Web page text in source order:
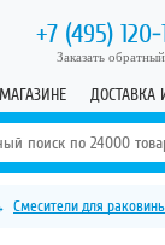
+7 (495)
Заказать
ДОСТАВКА
Смесители для